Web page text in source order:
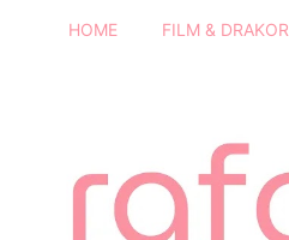
HOME FILM & DRAKOR